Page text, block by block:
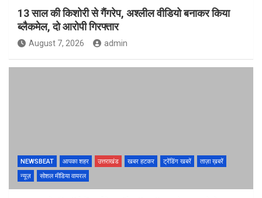
13 साल की किशोरी से गैंगरेप, अश्लील वीडियो बनाकर किया
ब्लैकमेल, दो आरोपी गिरफ्तार
August 7, 2026 admin
NEWSBEAT आपका शहर उत्तराखंड खबर हटकर ट्रेंडिंग खबरें
ताज़ा ख़बरें
न्यूज़
सोशल मीडिया वायरल